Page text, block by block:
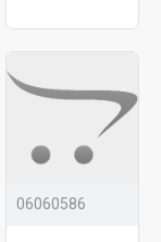
06060586